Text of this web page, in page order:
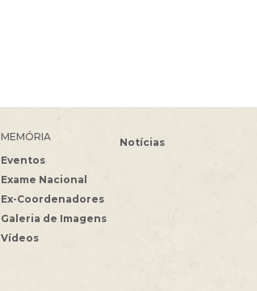
MEMÓRIA
Eventos
Exame Nacional
Ex-Coordenadores
Galeria de Imagens
Vídeos
Notícias